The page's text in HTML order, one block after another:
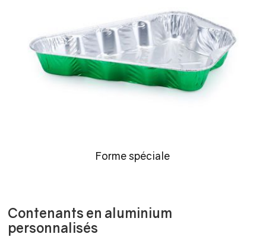
Forme spéciale
Contenants en aluminium
personnalisés